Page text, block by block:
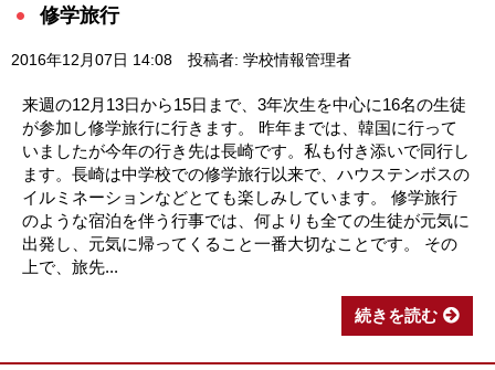
修学旅行
2016年12月07日 14:08 投稿者: 学校情報管理者
来週の12月13日から15日まで、3年次生を中心に16名の生徒
が参加し修学旅行に行きます。 昨年までは、韓国に行って
いましたが今年の行き先は長崎です。私も付き添いで同行し
ます。長崎は中学校での修学旅行以来で、ハウステンボスの
イルミネーションなどとても楽しみしています。 修学旅行
のような宿泊を伴う行事では、何よりも全ての生徒が元気に
出発し、元気に帰ってくること一番大切なことです。 その
上で、旅先...
続きを読む